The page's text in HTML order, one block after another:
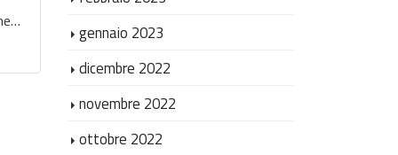
gennaio 2023
dicembre 2022
novembre 2022
ottobre 2022